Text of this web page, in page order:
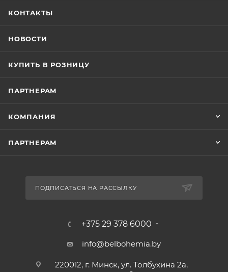
КОНТАКТЫ
НОВОСТИ
КУПИТЬ В РОЗНИЦУ
ПАРТНЕРАМ
КОМПАНИЯ
ПАРТНЕРАМ
ПОДПИСАТЬСЯ НА РАССЫЛКУ
+375 29 378 6000
info@belbohemia.by
220012, г. Минск, ул. Толбухина 2а,